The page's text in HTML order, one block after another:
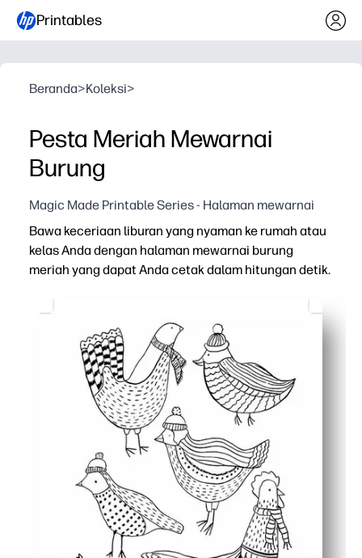
Printables
Beranda>Koleksi>
Pesta Meriah Mewarnai
Burung
Magic Made Printable Series - Halaman mewarnai
Bawa keceriaan liburan yang nyaman ke rumah atau
kelas Anda dengan halaman mewarnai burung
meriah yang dapat Anda cetak dalam hitungan detik.
Membuat anak-anak tetap terlibat dan tenang selama
Membangun keterampilan motorik halus, fokus, dan
Penggunaan serbaguna - bagus dengan krayon atau